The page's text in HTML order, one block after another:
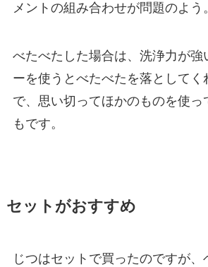
メントの組み合わせが問題のよう。
べたべたした場合は、洗浄力が強
ーを使うとべたべたを落としてく
で、思い切ってほかのものを使っ
もです。
セットがおすすめ
じつはセットで買ったのですが、